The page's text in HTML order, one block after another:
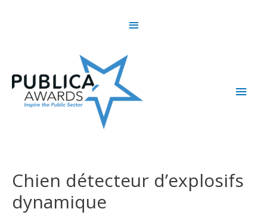
Above
Main
Chien détecteur d’explosifs
dynamique